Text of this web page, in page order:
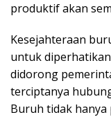
produktif akan
Kesejahteraan
untuk
didorong
terciptanya
Buruh tidak